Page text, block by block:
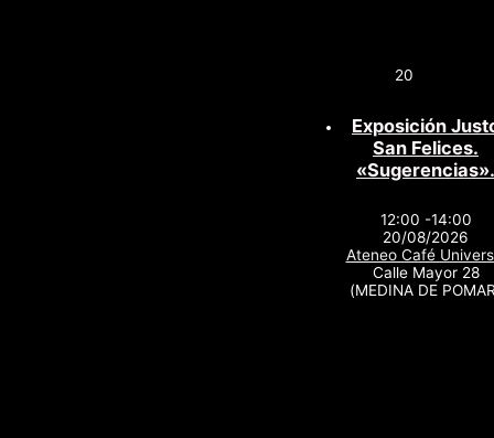
20
Exposición
San Felices.
«Sugerencias».
12:00 -14:00
20/08/2026
Ateneo Café
Calle Mayor 28
(MEDINA DE